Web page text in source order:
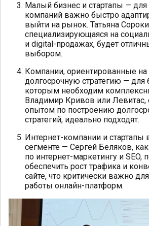
Малый бизнес и стартапы — для
компаний важно быстро
выйти на рынок. Татьяна
специализирующаяся на
и digital-продажах, будет
выбором.
Компании, ориентированные на
долгосрочную стратегию — для
которым необходим
Владимир Кривов или Левитас,
опытом по построению
стратегий, идеально подходят.
Интернет-компании и стартапы
сегменте — Сергей Беляков,
по интернет-маркетингу и SEO,
обеспечить рост трафика и
сайте, что критически важно
работы онлайн-платформ.